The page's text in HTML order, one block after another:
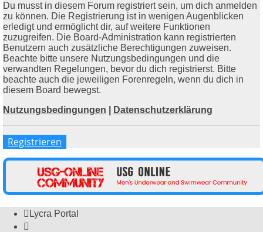
Du musst in diesem Forum registriert sein, um dich anmelden
zu können. Die Registrierung ist in wenigen Augenblicken
erledigt und ermöglicht dir, auf weitere Funktionen
zuzugreifen. Die Board-Administration kann registrierten
Benutzern auch zusätzliche Berechtigungen zuweisen.
Beachte bitte unsere Nutzungsbedingungen und die
verwandten Regelungen, bevor du dich registrierst. Bitte
beachte auch die jeweiligen Forenregeln, wenn du dich in
diesem Board bewegst.
Nutzungsbedingungen
Datenschutzerklärung
Registrieren
Lycra Portal